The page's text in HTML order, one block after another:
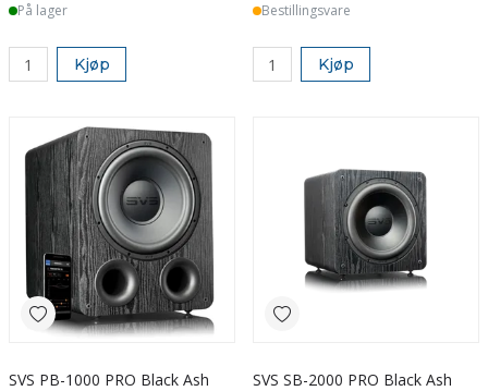
På lager
Kjøp
Bestillingsvare
Kjøp
SVS PB-1000 PRO Black Ash SVS SB-2000 PRO Black Ash